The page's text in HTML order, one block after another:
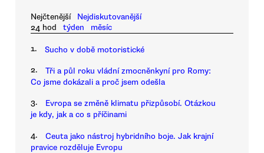
Nejčtenější
Nejdiskutovanější
24 hod
týden měsíc
1. Sucho v době motoristické
2.
Tři a půl roku vládní zmocněnkyní pro Romy:
Co jsme dokázali a proč jsem odešla
3.
Evropa se změně klimatu přizpůsobí. Otázkou
je kdy, jak a co s příčinami
4.
Ceuta jako nástroj hybridního boje. Jak krajní
pravice rozděluje Evropu